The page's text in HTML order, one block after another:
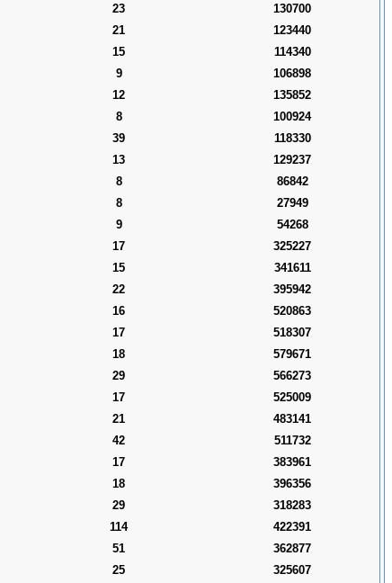
23
130700
21
123440
15
114340
9
106898
12
135852
8
100924
39
118330
13
129237
8
86842
8
27949
9
54268
17
325227
15
341611
22
395942
16
520863
17
518307
18
579671
29
566273
17
525009
21
483141
42
511732
17
383961
18
396356
29
318283
114
422391
51
362877
25
325607